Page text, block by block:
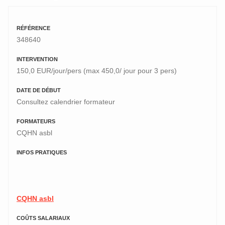
RÉFÉRENCE
348640
INTERVENTION
150,0 EUR/jour/pers (max 450,0/ jour pour 3 pers)
DATE DE DÉBUT
Consultez calendrier formateur
FORMATEURS
CQHN asbl
INFOS PRATIQUES
CQHN asbl
COÛTS SALARIAUX